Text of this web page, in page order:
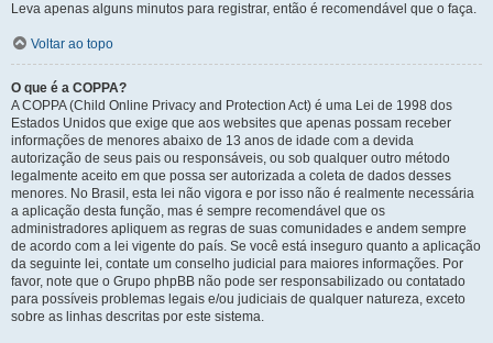
Leva apenas alguns minutos para registrar, então é recomendável que o faça.
Voltar ao topo
O que é a COPPA?
A COPPA (Child Online Privacy and Protection Act) é uma Lei de 1998 dos
Estados Unidos que exige que aos websites que apenas possam receber
informações de menores abaixo de 13 anos de idade com a devida
autorização de seus pais ou responsáveis, ou sob qualquer outro método
legalmente aceito em que possa ser autorizada a coleta de dados desses
menores. No Brasil, esta lei não vigora e por isso não é realmente necessária
a aplicação desta função, mas é sempre recomendável que os
administradores apliquem as regras de suas comunidades e andem sempre
de acordo com a lei vigente do país. Se você está inseguro quanto a aplicação
da seguinte lei, contate um conselho judicial para maiores informações. Por
favor, note que o Grupo phpBB não pode ser responsabilizado ou contatado
para possíveis problemas legais e/ou judiciais de qualquer natureza, exceto
sobre as linhas descritas por este sistema.